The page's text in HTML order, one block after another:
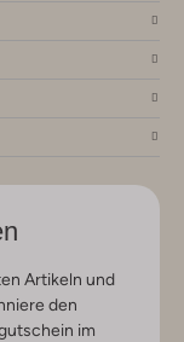
Artikeln und
den
im